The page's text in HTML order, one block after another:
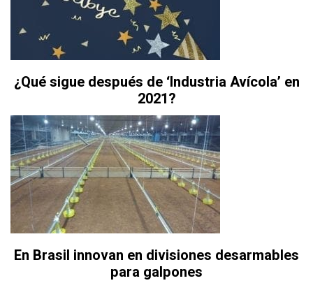
¿Qué sigue después de ‘Industria Avícola’ en
2021?
En Brasil innovan en divisiones desarmables
para galpones